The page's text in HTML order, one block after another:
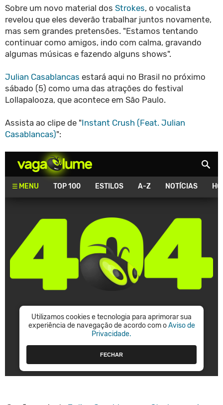
Sobre um novo material dos Strokes, o vocalista
revelou que eles deverão trabalhar juntos novamente,
mas sem grandes pretensões. "Estamos tentando
continuar como amigos, indo com calma, gravando
algumas músicas e fazendo alguns shows".
Julian Casablancas estará aqui no Brasil no próximo
sábado (5) como uma das atrações do festival
Lollapalooza, que acontece em São Paulo.
Assista ao clipe de "Instant Crush (Feat. Julian
Casablancas)":